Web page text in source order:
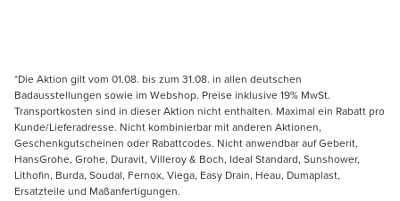
*Die Aktion gilt vom 01.08. bis zum 31.08. in allen deutschen
Badausstellungen sowie im Webshop. Preise inklusive 19% MwSt.
Transportkosten sind in dieser Aktion nicht enthalten. Maximal ein Rabatt pro
Kunde/Lieferadresse. Nicht kombinierbar mit anderen Aktionen,
Geschenkgutscheinen oder Rabattcodes. Nicht anwendbar auf Geberit,
HansGrohe, Grohe, Duravit, Villeroy & Boch, Ideal Standard, Sunshower,
Lithofin, Burda, Soudal, Fernox, Viega, Easy Drain, Heau, Dumaplast,
Ersatzteile und Maßanfertigungen.